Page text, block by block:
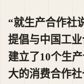
“就生产合作社
提倡与中国工业
建立了10个生
大的消费合作